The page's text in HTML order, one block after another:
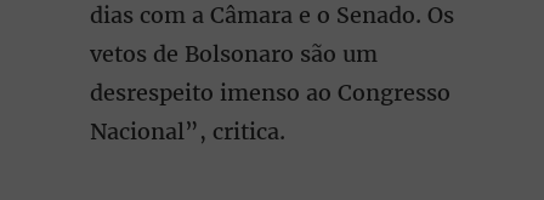
dias com a Câmara e o Senado. Os
vetos de Bolsonaro são um
desrespeito imenso ao Congresso
Nacional”, critica.